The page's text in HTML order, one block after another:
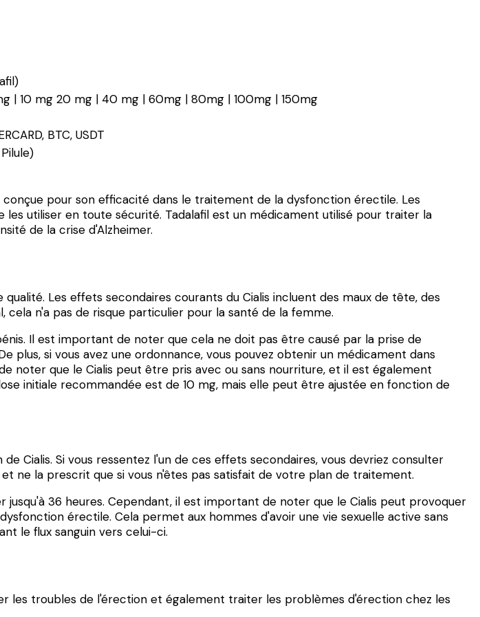
| 10 mg 20 mg | 40 mg | 60mg | 80mg | 100mg | 150mg
BTC, USDT
pour son efficacité dans le traitement de la dysfonction érectile. Les
utiliser en toute sécurité. Tadalafil est un médicament utilisé pour traiter la
de la crise d'Alzheimer.
Les effets secondaires courants du Cialis incluent des maux de tête, des
cela n'a pas de risque particulier pour la santé de la femme.
Il est important de noter que cela ne doit pas être causé par la prise de
plus, si vous avez une ordonnance, vous pouvez obtenir un médicament dans
noter que le Cialis peut être pris avec ou sans nourriture, et il est également
initiale recommandée est de 10 mg, mais elle peut être ajustée en fonction de
Cialis. Si vous ressentez l'un de ces effets secondaires, vous devriez consulter
ne la prescrit que si vous n'êtes pas satisfait de votre plan de traitement.
36 heures. Cependant, il est important de noter que le Cialis peut provoquer
érectile. Cela permet aux hommes d'avoir une vie sexuelle active sans
le flux sanguin vers celui-ci.
les troubles de l'érection et également traiter les problèmes d'érection chez les